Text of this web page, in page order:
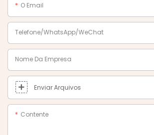
O Email
Telefone/WhatsApp/WeChat
Nome Da Empresa
Enviar Arquivos
Contente